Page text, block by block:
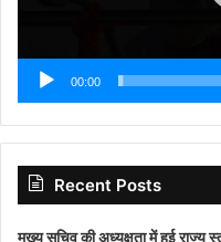
00:00
Recent Posts
मुख्य सचिव की अध्यक्षता में हुई राज्य